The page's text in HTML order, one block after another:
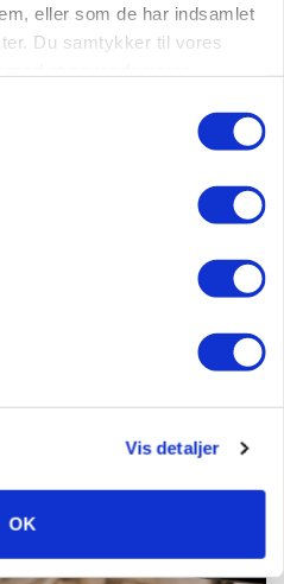
eller som de har indsamlet
Du samtykker til vores
Vis detaljer
OK
lyspunkter i fortsat